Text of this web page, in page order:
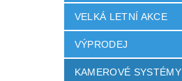
VELKÁ LETNÍ AKCE
VÝPRODEJ
KAMEROVÉ SYSTÉMY